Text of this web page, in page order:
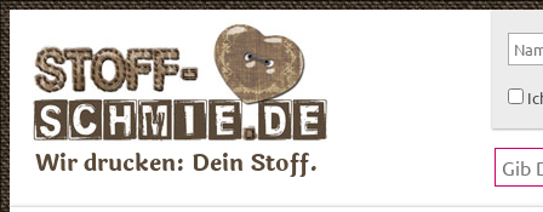
Wir drucken: Dein Stoff.